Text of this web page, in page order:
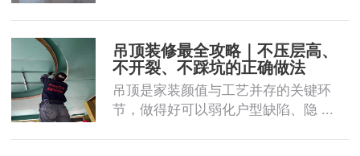
吊顶装修最全攻略｜不压层高、
不开裂、不踩坑的正确做法
吊顶是家装颜值与工艺并存的关键环
节，做得好可以弱化户型缺陷、隐 ...